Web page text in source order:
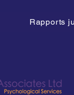
Rapports